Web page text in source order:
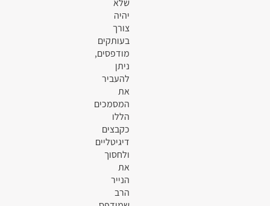
יהיה
צורך
בעותקים
מודפסים,
ניתן
להעביר
את
המסמכים
הללו
כקבצים
דיגיטליים
ולחסוך
את
הנייר
הרב